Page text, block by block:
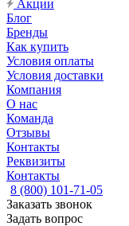
Акции
Блог
Бренды
Как купить
Условия оплаты
Условия доставки
Компания
О нас
Команда
Отзывы
Контакты
Реквизиты
Контакты
8 (800) 101-71-05
Заказать звонок
Задать вопрос